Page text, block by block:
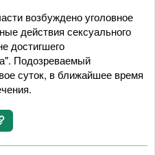
возбуждено уголовное
действия сексуального
достигшего
Подозреваемый
суток, в ближайшее время